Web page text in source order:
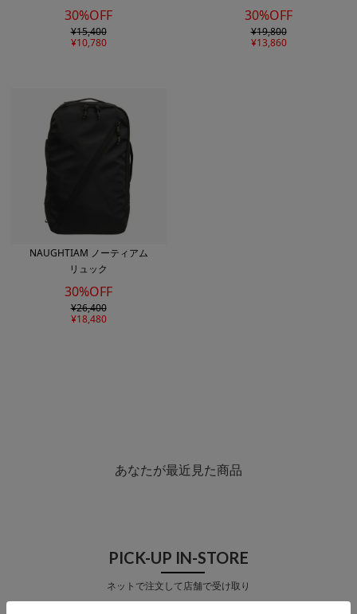
30%OFF
¥15,400
¥10,780
30%OFF
¥19,800
¥13,860
NAUGHTIAM ノーティアム
リュック
30%OFF
¥26,400
¥18,480
あなたが最近見た商品
PICK-UP IN-STORE
ネットで注文して店舗で受け取り